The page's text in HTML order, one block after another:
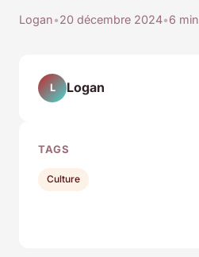
Logan•20 décembre 2024•6
L Logan
TAGS
Culture